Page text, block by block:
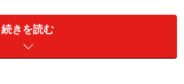
える事ができます。
」の管理の問題に関してその解
続きを読む